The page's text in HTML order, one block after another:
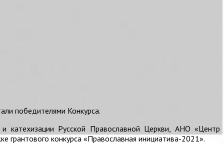
победителями Конкурса.
катехизации Русской Православной Церкви, АНО «Центр
конкурса «Православная инициатива-2021».